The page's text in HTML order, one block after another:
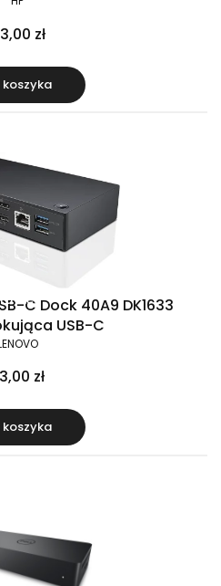
zł
koszyka
C Dock 40A9 DK1633
USB-C
zł
koszyka